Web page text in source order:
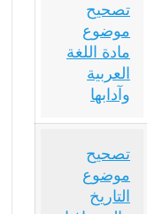
تصحيح
موضوع
مادة اللغة
العربية
وآدابها
تصحيح
موضوع
التاريخ